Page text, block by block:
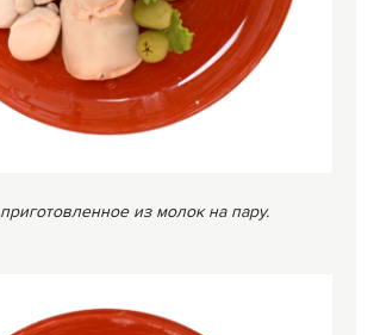
приготовленное из молок на пару.